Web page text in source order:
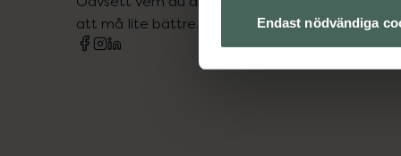
Endast nödvändiga
att må lite bättre. Välkommen att prata med